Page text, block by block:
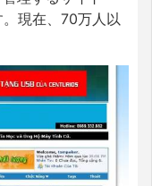
現在、70万人以